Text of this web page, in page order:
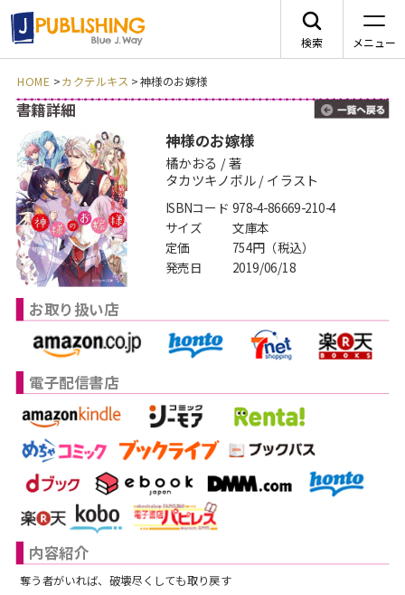
検索 メニュー
JA
レーベルから探す
arca comics
G-Lish
カクテルキス文庫
スフレコミックス
ロイヤルキス＆チュールキス
ピュールコミックス
フェアリーキス
ジャンルから探す
BLコミック
TLコミック
BLノベル
TLノベル
少女コミック
ライトノベル
メニュー
ニュース
作品一覧
会社情報一覧
会社概要
採用情報
募集情報
HOME >カクテルキス >神様のお嫁様
書籍詳細
神様のお嫁様
橘かおる / 著
タカツキノボル / イラスト
ISBNコード 978-4-86669-210-4
サイズ
文庫本
定価 754円（税込）
発売日 2019/06/18
お取り扱い店
電子配信書店
内容紹介
奪う者がいれば、破壊尽くしても取り戻す